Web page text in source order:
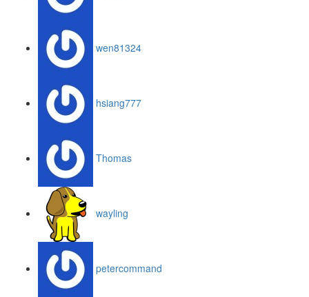
wen81324
hsiang777
Thomas
wayling
petercommand